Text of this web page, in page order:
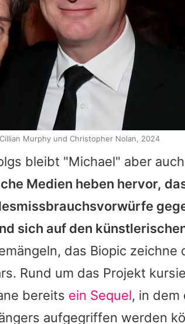
bleibt "Michael" aber
Medien heben hervor,
sich auf den
das Biopic zeichne
Rund um das Projekt
bereits ein Sequel, in dem
aufgegriffen werden
Cillian Murphy und Christopher Nolan, 2024